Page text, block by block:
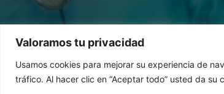
Valoramos tu privacidad
Usamos cookies para mejorar su experiencia de
tráfico. Al hacer clic en “Aceptar todo” usted da su